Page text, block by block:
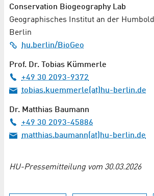
Conservation Biogeography Lab
Geographisches Institut an der
Berlin
hu.berlin/BioGeo
Prof. Dr. Tobias Kümmerle
+49 30 2093-9372
tobias.kuemmerle(at)hu-berlin.de
Dr. Matthias Baumann
+49 30 2093-45886
matthias.baumann(at)hu-berlin.de
HU-Pressemitteilung vom 30.03.2026